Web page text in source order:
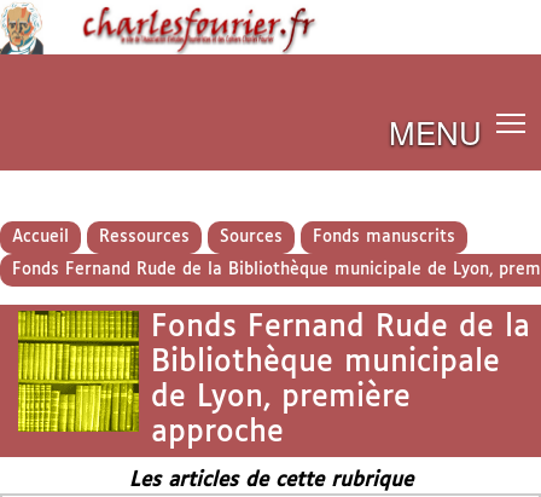
MENU
Accueil Ressources Sources
Fonds manuscrits
Fonds Fernand Rude de la Bibliothèque municipale de Lyon,
Fonds Fernand Rude de la
Bibliothèque municipale
de Lyon, première
approche
Les articles de cette rubrique